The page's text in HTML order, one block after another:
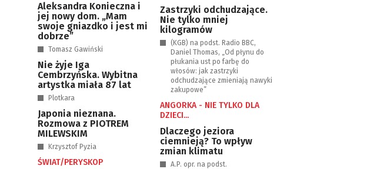
Aleksandra Konieczna i
jej nowy dom. „Mam
swoje gniazdko i jest mi
dobrze”
Tomasz Gawiński
Nie żyje Iga
Cembrzyńska. Wybitna
artystka miała 87 lat
Plotkara
Japonia nieznana.
Rozmowa z PIOTREM
MILEWSKIM
Krzysztof Pyzia
ŚWIAT/PERYSKOP
Zastrzyki odchudzające.
Nie tylko mniej
kilogramów
(KGB) na podst. Radio BBC,
Daniel Thomas, „Od płynu do
płukania ust po farbę do
włosów: jak zastrzyki
odchudzające zmieniają nawyki
zakupowe”
ANGORKA - NIE TYLKO DLA
DZIECI...
Dlaczego jeziora
ciemnieją? To wpływ
zmian klimatu
A.P. opr. na podst.